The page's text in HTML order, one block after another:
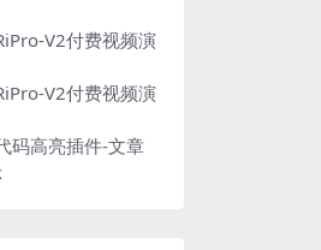
V2付费视频演
V2付费视频演
码高亮插件-文章